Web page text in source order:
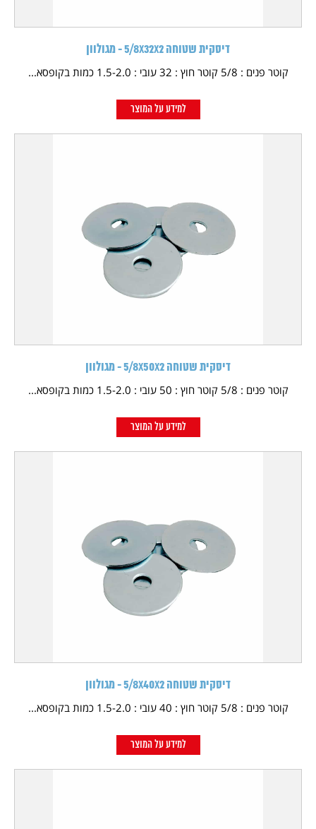
דיסקית שטוחה 5/8X32X2 - מגולוון
קוטר פנים : 5/8 קוטר חוץ : 32 עובי : 1.5-2.0 כמות בקופסא...
למידע על המוצר
דיסקית שטוחה 5/8X50X2 - מגולוון
קוטר פנים : 5/8 קוטר חוץ : 50 עובי : 1.5-2.0 כמות בקופסא...
למידע על המוצר
דיסקית שטוחה 5/8X40X2 - מגולוון
קוטר פנים : 5/8 קוטר חוץ : 40 עובי : 1.5-2.0 כמות בקופסא...
למידע על המוצר